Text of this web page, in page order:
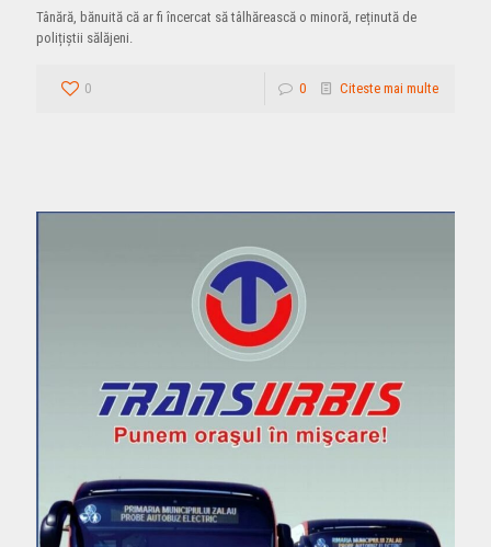
Tânără, bănuită că ar fi încercat să tâlhărească o minoră, reținută de
polițiștii sălăjeni.
0 0 Citeste mai multe